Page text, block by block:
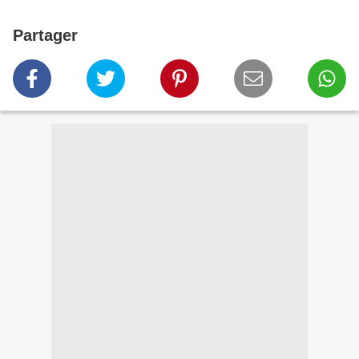
Partager